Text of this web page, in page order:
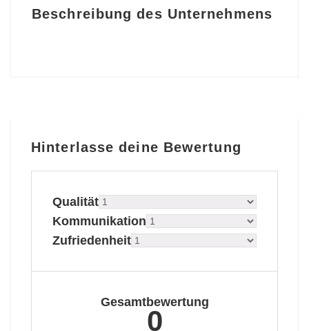
Beschreibung des Unternehmens
Hinterlasse deine Bewertung
Qualität
Kommunikation
Zufriedenheit
Gesamtbewertung
0